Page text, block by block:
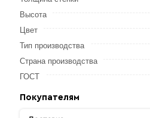
Высота
Цвет
Тип производства
Страна производства
ГОСТ
Покупателям